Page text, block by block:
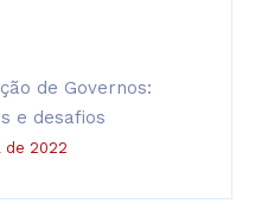
de Governos:
e desafios
de 2022